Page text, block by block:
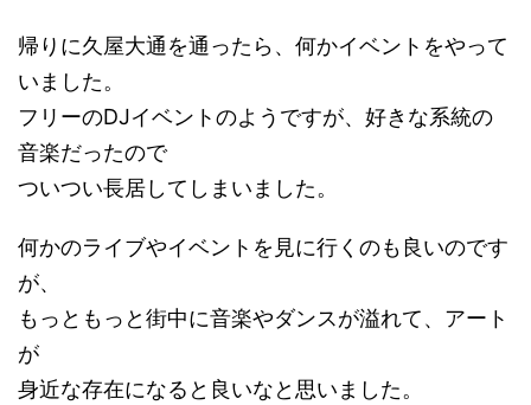
帰りに久屋大通を通ったら、何かイベントをやって
いました。
フリーのDJイベントのようですが、好きな系統の
音楽だったので
ついつい長居してしまいました。
何かのライブやイベントを見に行くのも良いのです
が、
もっともっと街中に音楽やダンスが溢れて、アート
が
身近な存在になると良いなと思いました。